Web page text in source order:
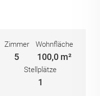
Zimmer
5
Wohnfläche
100,0 m²
Stellplätze
1